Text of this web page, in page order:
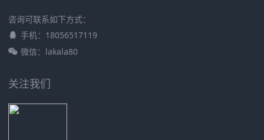
咨询可联系如下方式：
手机：18056517119
微信：lakala80
关注我们